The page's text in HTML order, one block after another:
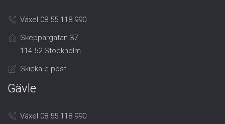
Växel 08 55 118 990
Skeppargatan 37
114 52 Stockholm
Skicka e-post
Gävle
Växel 08 55 118 990